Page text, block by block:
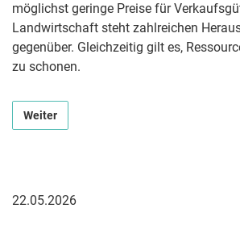
möglichst geringe Preise für
Landwirtschaft steht zahlreichen
gegenüber. Gleichzeitig gilt es,
zu schonen.
Weiter
22.05.2026